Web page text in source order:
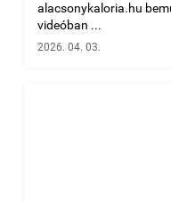
alacsonykaloria.hu
videóban ...
2026. 04. 03.